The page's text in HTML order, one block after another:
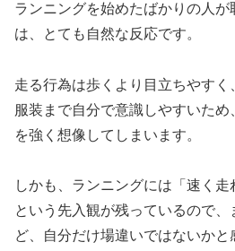
ランニングを始めたばかりの人
は、とても自然な反応です。
走る行為は歩くより目立ちやすく
服装まで自分で意識しやすいた
を強く想像してしまいます。
しかも、ランニングには「速く走
という先入観が残っているので
ど、自分だけ場違いではないかと